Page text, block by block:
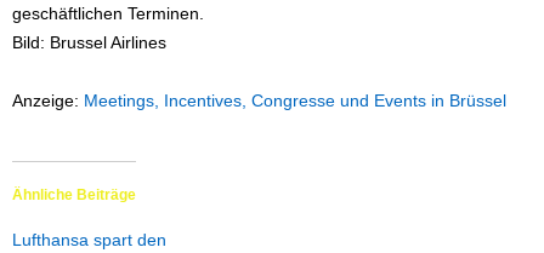
geschäftlichen Terminen.
Bild: Brussel Airlines
Anzeige: Meetings, Incentives, Congresse und Events in Brüssel
Ähnliche Beiträge
Lufthansa spart den